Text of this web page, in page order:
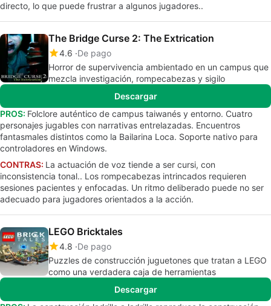
directo, lo que puede frustrar a algunos jugadores..
The Bridge Curse 2: The Extrication
4.6 De pago
Horror de supervivencia ambientado en un campus que
mezcla investigación, rompecabezas y sigilo
Descargar
PROS: Folclore auténtico de campus taiwanés y entorno. Cuatro
personajes jugables con narrativas entrelazadas. Encuentros
fantasmales distintos como la Bailarina Loca. Soporte nativo para
controladores en Windows.
CONTRAS: La actuación de voz tiende a ser cursi, con
inconsistencia tonal.. Los rompecabezas intrincados requieren
sesiones pacientes y enfocadas. Un ritmo deliberado puede no ser
adecuado para jugadores orientados a la acción.
LEGO Bricktales
4.8 De pago
Puzzles de construcción juguetones que tratan a LEGO
como una verdadera caja de herramientas
Descargar